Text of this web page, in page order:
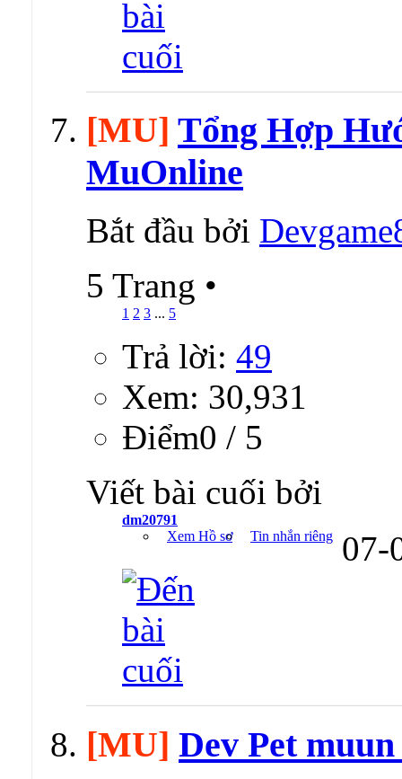
[MU] Tổng Hợp
MuOnline
Bắt đầu bởi
5 Trang •
1 2 3 ... 5
Trả lời: 49
Xem: 30,931
Ðiểm0 / 5
Viết bài cuối bởi
dm20791
Xem Hồ sơ
Tin nhắn riêng 07-
[MU] Dev Pet muun